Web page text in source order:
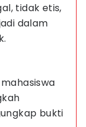
tidak etis,
dalam
bukti